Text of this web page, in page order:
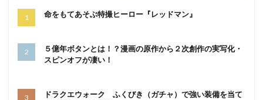
命をもてあそぶ特撮ヒーロー『レッドマン』
５億年ボタンとは！？漫画の原作から２次創作の実写化・
スピンオフが凄い！
ドラクエウォーク ふくびき（ガチャ）で強い装備を当て